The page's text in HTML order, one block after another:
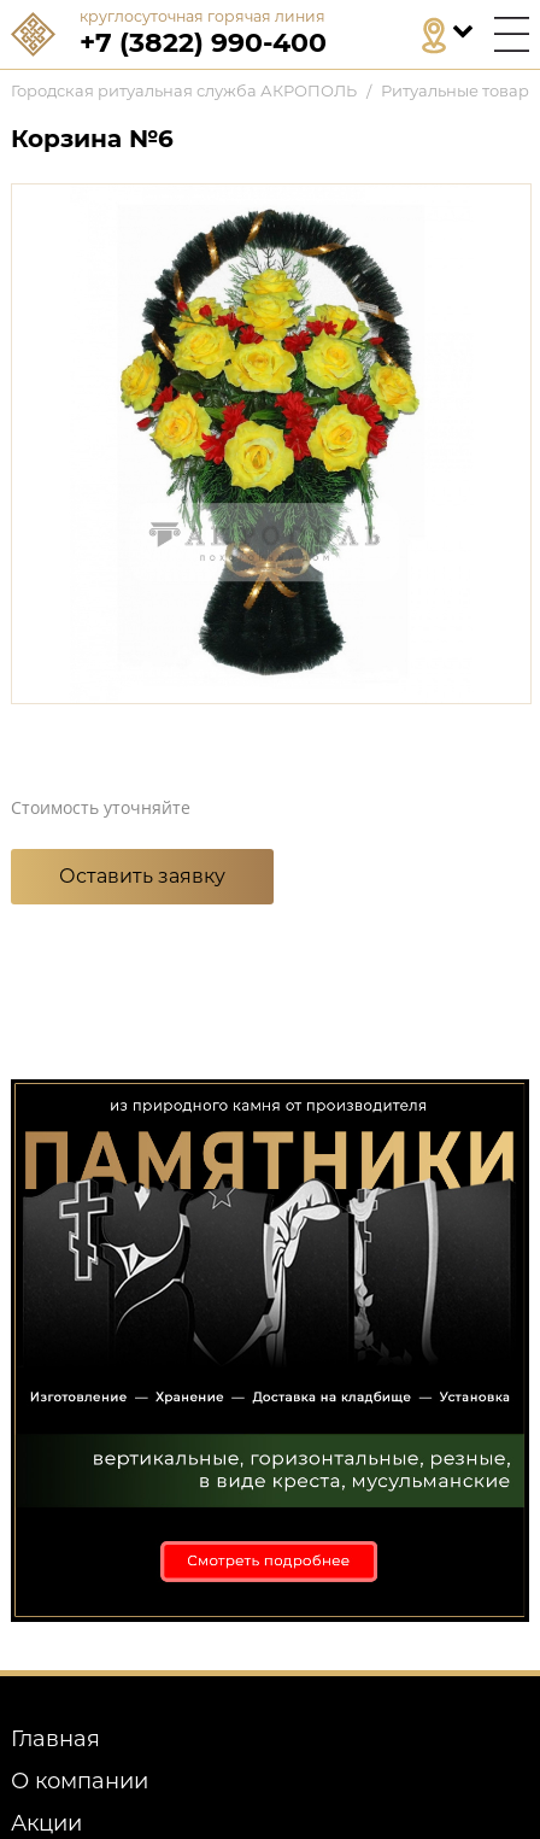
круглосуточная горячая линия
+7 (3822) 990-400
Городская ритуальная служба АКРОПОЛЬ / Ритуальные товары
Корзина №6
Стоимость уточняйте
Оставить заявку
Главная
О компании
Акции